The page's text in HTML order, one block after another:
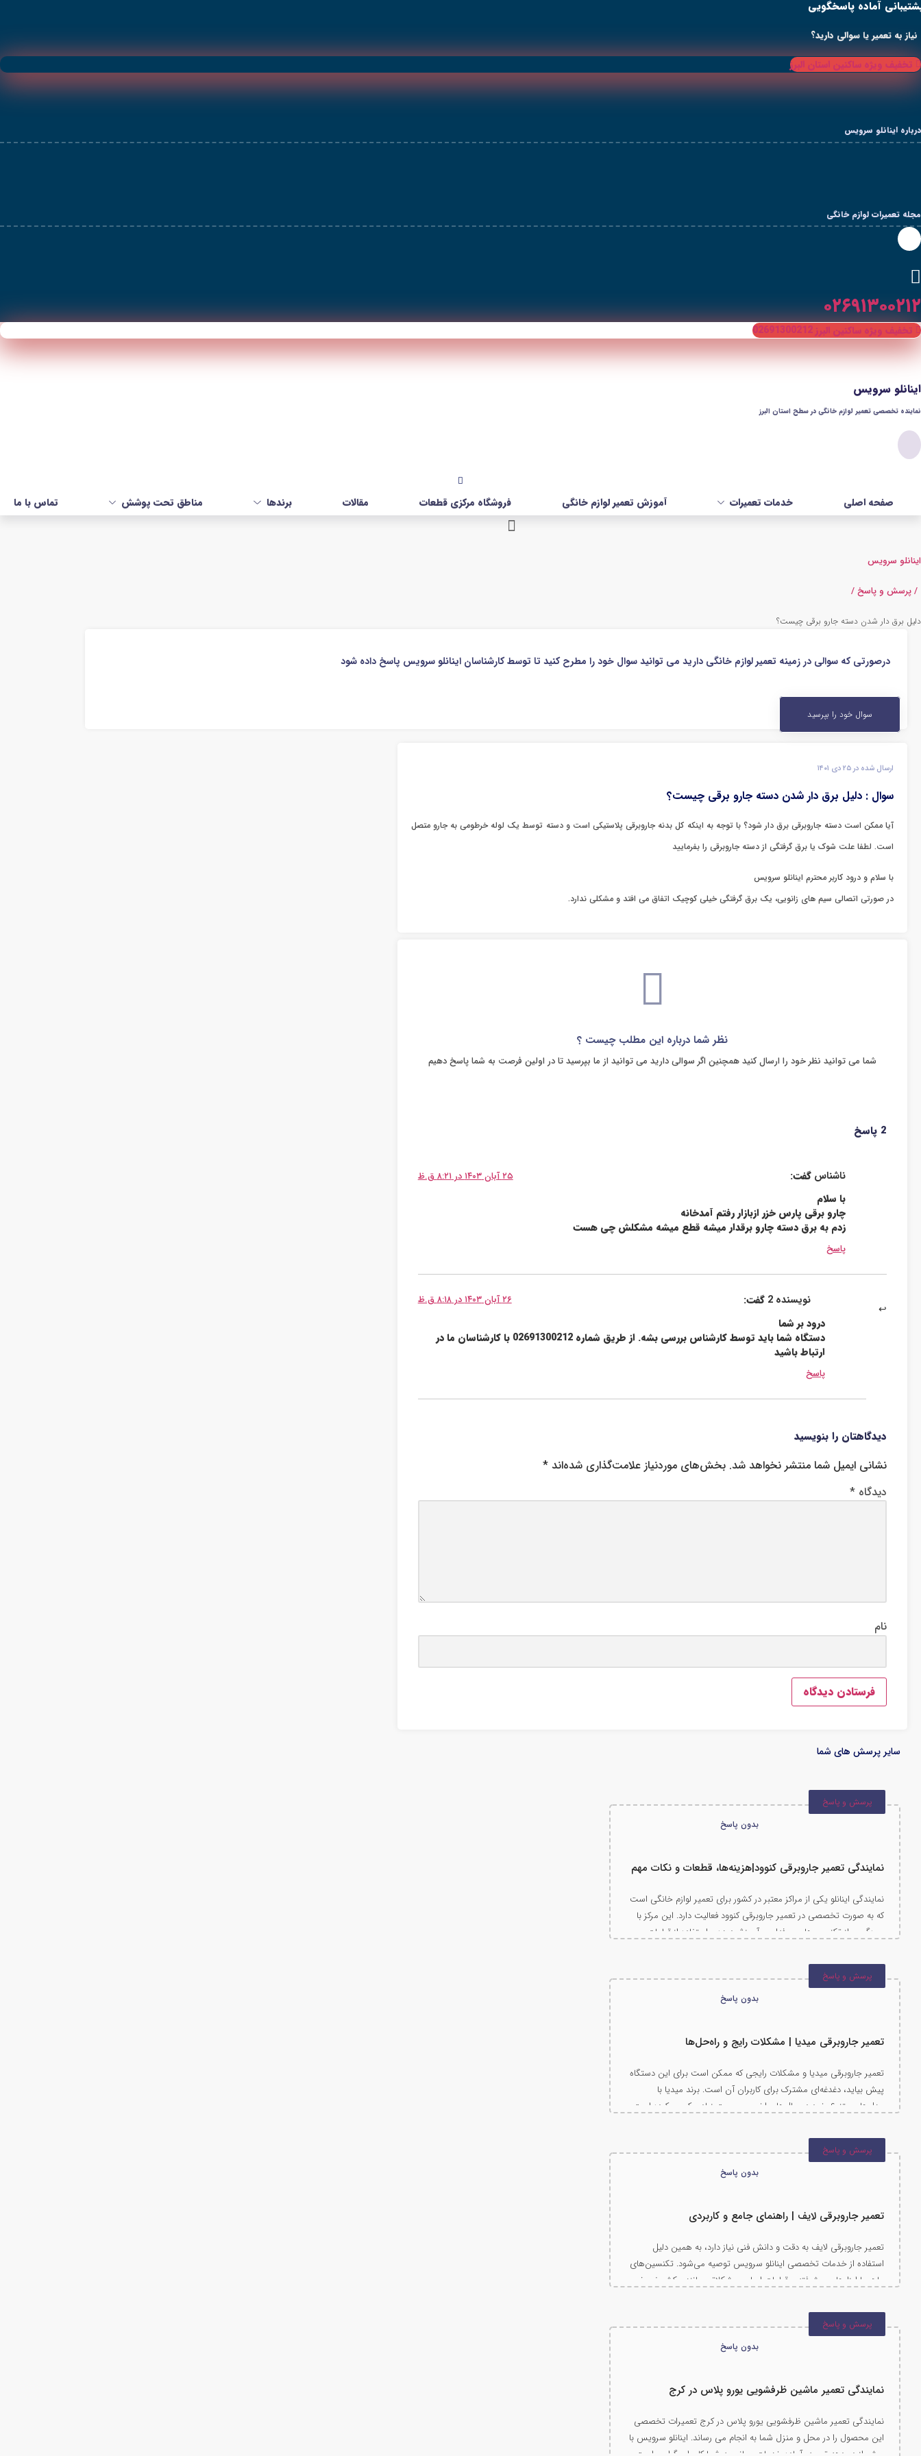
پرش
محتوا
آماده پاسخگویی
نیاز به تعمیر یا سوالی دارید؟
تخفیف ویژه ساکنین استان البرز
درباره اینانلو سرویس
مجله تعمیرات لوازم خانگی
۰۲۶۹۱۳۰۰۲۱۲
تخفیف ویژه ساکنین البرز 02691300212
اینانلو سرویس
نماینده تخصصی تعمیر لوازم خانگی در سطح استان البرز​
صفحه اصلی خدمات تعمیرات آموزش تعمیر لوازم خانگی فروشگاه مرکزی قطعات مقالات برندها مناطق تحت پوشش تماس با ما
اینانلو سرویس
/ پرسش و پاسخ /
دلیل برق دار شدن دسته جارو برقی چیست؟
درصورتی که سوالی در زمینه تعمیر لوازم خانگی دارید می توانید سوال خود را مطرح کنید تا توسط کارشناسان اینانلو سرویس پاسخ داده شود
سوال خود را بپرسید
ارسال شده در ۲۵ دی ۱۴۰۱
سوال : دلیل برق دار شدن دسته جارو برقی چیست؟
آیا ممکن است دسته جاروبرقی برق دار شود؟ با توجه به اینکه کل بدنه جاروبرقی پلاستیکی است و دسته توسط یک لوله خرطومی به جارو متصل
است. لطفا علت شوک یا برق گرفتگی از دسته جاروبرقی را بفرمایید
با سلام و درود کاربر محترم اینانلو سرویس
در صورتی اتصالی سیم های زانویی، یک برق گرفتگی خیلی کوچیک اتفاق می افتد و مشکلی ندارد.
نظر شما درباره این مطلب چیست ؟
شما می توانید نظر خود را ارسال کنید همچنین اگر سوالی دارید می توانید از ما بپرسید تا در اولین فرصت به شما پاسخ دهیم
2 پاسخ
ناشناس گفت: ۲۵ آبان ۱۴۰۳ در ۸:۲۱ ق.ظ
با سلام
چارو برقی پارس خزر ازبازار رفتم آمدخانه
زدم به برق دسته چارو برقدار میشه قطع میشه مشکلش چی هست
پاسخ
نویسنده 2 گفت: ۲۶ آبان ۱۴۰۳ در ۸:۱۸ ق.ظ
درود بر شما
دستگاه شما باید توسط کارشناس بررسی بشه. از طریق شماره 02691300212 با کارشناسان ما در
ارتباط باشید
پاسخ
دیدگاهتان را بنویسید
نشانی ایمیل شما منتشر نخواهد شد. بخش‌های موردنیاز علامت‌گذاری شده‌اند *
دیدگاه *
نام
سایر پرسش های شما
پرسش و پاسخ
بدون پاسخ
نمایندگی تعمیر جاروبرقی کنوود|هزینه‌ها، قطعات و نکات مهم
نمایندگی اینانلو یکی از مراکز معتبر در کشور برای تعمیر لوازم خانگی است
که به صورت تخصصی در تعمیر جاروبرقی کنوود فعالیت دارد. این مرکز با
بهره‌گیری از تکنسین‌های حرفه‌ای و آموزش‌دیده و استفاده از قطعات
با انتخاب اینانلو سرویس، می‌توانید مطمئن باشید که جاروبرقی کنوود شما
توسط متخصصین مجرب و با تجهیزات پیشرفته تعمیر شده و به عملکرد
پرسش و پاسخ
بدون پاسخ
تعمیر جاروبرقی میدیا | مشکلات رایج و راه‌حل‌ها
تعمیر جاروبرقی میدیا و مشکلات رایجی که ممکن است برای این دستگاه
پیش بیاید، دغدغه‌ای مشترک برای کاربران آن است. برند میدیا با
مدل‌های متنوع خود در سال‌های اخیر محبوبیت زیادی کسب کرده است.
صورت بروز خرابی، نیاز به تعمیر توسط تکنسین‌های مجرب ضروری است.
در این مطلب، مشکلات رایج و راهکارهای تعمیر جاروبرقی میدیا را بررسی
پرسش و پاسخ
بدون پاسخ
تعمیر جاروبرقی لایف | راهنمای جامع و کاربردی
تعمیر جاروبرقی لایف به دقت و دانش فنی نیاز دارد، به همین دلیل
استفاده از خدمات تخصصی اینانلو سرویس توصیه می‌شود. تکنسین‌های
ماهر با ابزارهای پیشرفته و قطعات اصلی، مشکلاتی مانند مکش ضعیف،
علاوه بر تضمین عملکرد بهتر، عمر مفید دستگاه را افزایش می‌دهد. با
خدمات حرفه‌ای اینانلو سرویس، از سلامت و کارایی جاروبرقی خود مطمئن
پرسش و پاسخ
بدون پاسخ
نمایندگی تعمیر ماشین ظرفشویی یورو پلاس در کرج
نمایندگی تعمیر ماشین ظرفشویی یورو پلاس در کرج تعمیرات تخصصی
این محصول را در محل و منزل شما به انجام می رساند. اینانلو سرویس با